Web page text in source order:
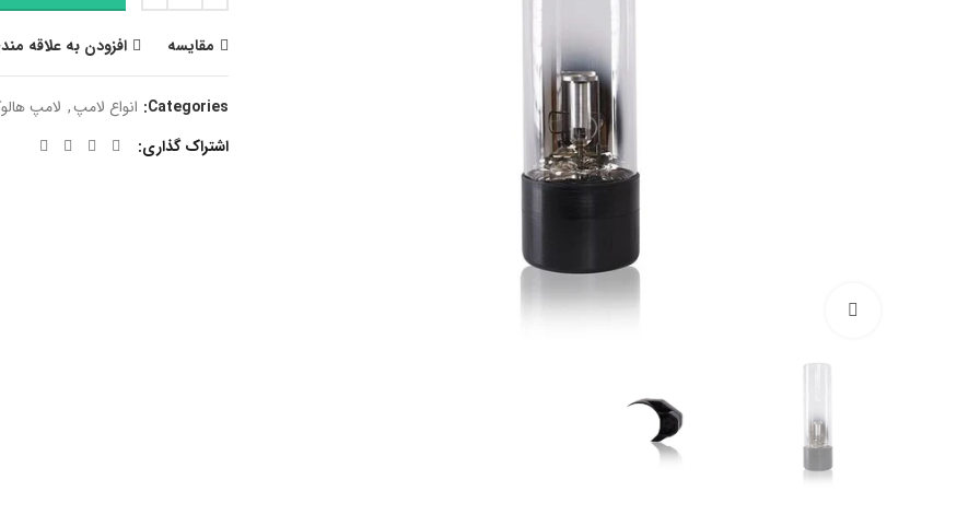
مقایسه افزودن به علاقه
Categories: انواع لامپ, لامپ
اشتراک گذاری